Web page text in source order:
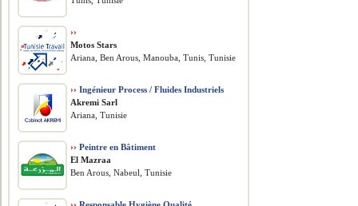
››
Motos Stars
Ariana, Ben Arous, Manouba, Tunis, Tunisie
›› Ingénieur Process / Fluides Industriels
Akremi Sarl
Ariana, Tunisie
›› Peintre en Bâtiment
El Mazraa
Ben Arous, Nabeul, Tunisie